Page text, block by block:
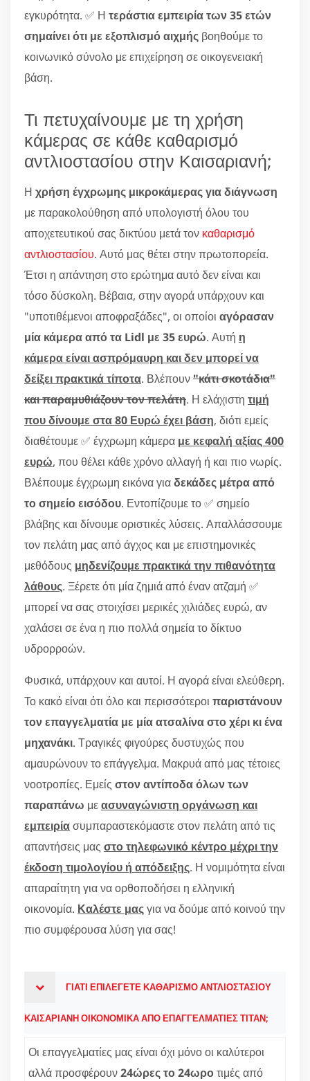
εγκυρότητα. ✅ Η τεράστια εμπειρία των 35 ετών
σημαίνει ότι με εξοπλισμό αιχμής βοηθούμε το
κοινωνικό σύνολο με επιχείρηση σε οικογενειακή
βάση.
Τι πετυχαίνουμε με τη χρήση
κάμερας σε κάθε καθαρισμό
αντλιοστασίου στην Καισαριανή;
Η χρήση έγχρωμης μικροκάμερας για διάγνωση
με παρακολούθηση από υπολογιστή όλου του
αποχετευτικού σας δικτύου μετά τον καθαρισμό
αντλιοστασίου. Αυτό μας θέτει στην πρωτοπορεία.
Έτσι η απάντηση στο ερώτημα αυτό δεν είναι και
τόσο δύσκολη. Βέβαια, στην αγορά υπάρχουν και
"υποτιθέμενοι αποφραξάδες", οι οποίοι αγόρασαν
μία κάμερα από τα Lidl με 35 ευρώ. Αυτή η
κάμερα είναι ασπρόμαυρη και δεν μπορεί να
δείξει πρακτικά τίποτα. Βλέπουν"κάτι σκοτάδια"
και παραμυθιάζουν τον πελάτη. Η ελάχιστη τιμή
που δίνουμε στα 80 Ευρώ έχει βάση, διότι εμείς
διαθέτουμε ✅ έγχρωμη κάμερα με κεφαλή αξίας 400
ευρώ, που θέλει κάθε χρόνο αλλαγή ή και πιο νωρίς.
Βλέπουμε έγχρωμη εικόνα γιαδεκάδες μέτρα από
το σημείο εισόδου. Εντοπίζουμε το ✅ σημείο
βλάβης και δίνουμε οριστικές λύσεις. Απαλλάσσουμε
τον πελάτη μας από άγχος και με επιστημονικές
μεθόδους μηδενίζουμε πρακτικά την πιθανότητα
λάθους. Ξέρετε ότι μία ζημιά από έναν ατζαμή ✅
μπορεί να σας στοιχίσει μερικές χιλιάδες ευρώ, αν
χαλάσει σε ένα η πιο πολλά σημεία το δίκτυο
υδρορροών.
Φυσικά, υπάρχουν και αυτοί. Η αγορά είναι ελεύθερη.
Το κακό είναι ότι όλο και περισσότεροι παριστάνουν
τον επαγγελματία με μία ατσαλίνα στο χέρι κι ένα
μηχανάκι. Τραγικές φιγούρες δυστυχώς που
αμαυρώνουν το επάγγελμα. Μακρυά από μας τέτοιες
νοοτροπίες. Εμείς στον αντίποδα όλων των
παραπάνω μεασυναγώνιστη οργάνωση και
εμπειρίασυμπαραστεκόμαστε στον πελάτη από τις
απαντήσεις μας στο τηλεφωνικό κέντρο μέχρι την
έκδοση τιμολογίου ή απόδειξης. Η νομιμότητα είναι
απαραίτητη για να ορθοποδήσει η ελληνική
οικονομία. Καλέστε μαςγια να δούμε από κοινού την
πιο συμφέρουσα λύση για σας!
ΓΙΑΤΙ ΕΠΙΛΕΓΕΤΕ ΚΑΘΑΡΙΣΜΟ ΑΝΤΛΙΟΣΤΑΣΙΟΥ
ΚΑΙΣΑΡΙΑΝΗ ΟΙΚΟΝΟΜΙΚΑ ΑΠΟ ΕΠΑΓΓΕΛΜΑΤΙΕΣ ΤΙΤΑΝ;
Οι επαγγελματίες μας είναι όχι μόνο οι καλύτεροι
αλλά προσφέρουν24ώρες το 24ωροτιμές από